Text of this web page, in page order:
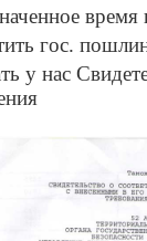
гос.
у нас